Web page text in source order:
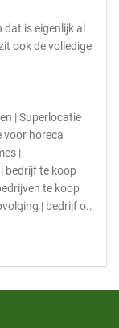
is eigenlijk al
ook de volledige
| Superlocatie
voor horeca
|
bedrijf te koop
te koop
| bedrijf o..